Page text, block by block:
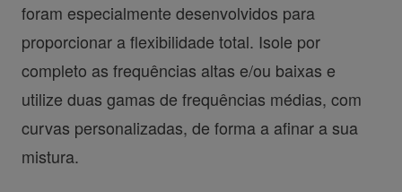
foram especialmente desenvolvidos para
proporcionar a flexibilidade total. Isole por
completo as frequências altas e/ou baixas e
utilize duas gamas de frequências médias, com
curvas personalizadas, de forma a afinar a sua
mistura.